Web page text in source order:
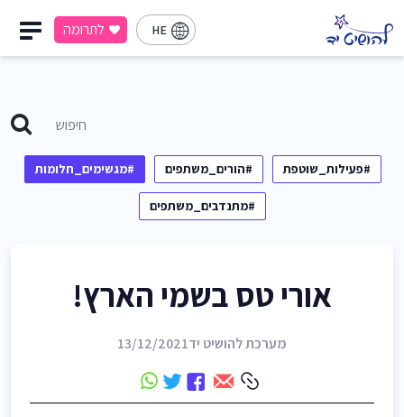
HE לתרומה
#פעילות_שוטפת #הורים_משתפים #מגשימים_חלומות
#מתנדבים_משתפים
אורי טס בשמי הארץ!
מערכת להושיט יד13/12/2021